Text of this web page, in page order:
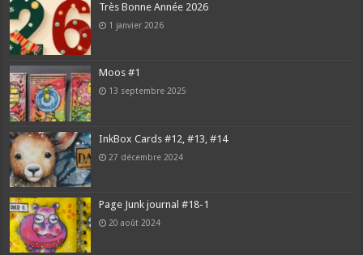
Très Bonne Année 2026
1 janvier 2026
Moos #1
13 septembre 2025
InkBox Cards #12, #13, #14
27 décembre 2024
Page Junk journal #18-1
20 août 2024